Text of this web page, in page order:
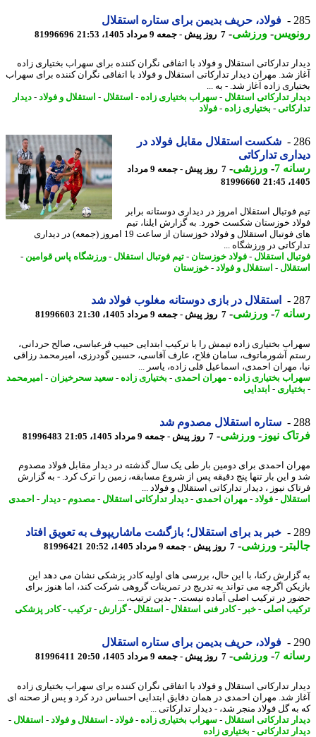
فولاد، حریف بدیمن برای ستاره استقلال
-ورزشی-7 روز پیش - جمعه 9 مرداد 1405، 21:53 81996696
تدارکاتی استقلال و فولاد با اتفاقی نگران کننده برای سهراب بختیاری زاده
شد. مهران دیدار تدارکاتی استقلال و فولاد با اتفاقی نگران کننده برای سهراب
زاده آغاز شد. - به ...
تدارکاتی استقلال-سهراب بختیاری زاده - استقلال-استقلال و فولاد-دیدار
-بختیاری زاده - فولاد
شکست استقلال مقابل فولاد در
تدارکاتی
7
-ورزشی-
7 روز پیش - جمعه 9 مرداد
81996660
فوتبال استقلال امروز در دیداری دوستانه برابر
خوزستان شکست خورد. به گزارش ایلنا، تیم
های فوتبال استقلال و فولاد خوزستان از ساعت 19 امروز (جمعه) در دیداری
در ورزشگاه ...
استقلال-فولاد خوزستان-تیم فوتبال استقلال-ورزشگاه پاس قوامین -
-استقلال و فولاد-خوزستان
استقلال در بازی دوستانه مغلوب فولاد شد
7
-ورزشی-7 روز پیش - جمعه 9 مرداد 1405، 21:30 81996603
بختیاری زاده تیمش را با ترکیب ابتدایی حبیب فرعباسی، صالح حردانی،
آشورماتوف، سامان فلاح، عارف آقاسی، حسین گودرزی، امیرمحمد رزاقی
مهران احمدی، اسماعیل قلی زاده، یاسر ...
بختیاری زاده - مهران احمدی-بختیاری زاده - سعید سحرخیزان-
امیرمحمد
- ابتدایی
ستاره استقلال مصدوم شد
نیوز-ورزشی-7 روز پیش - جمعه 9 مرداد 1405، 21:05 81996483
احمدی برای دومین بار طی یک سال گذشته در دیدار مقابل فولاد مصدوم
این بار تنها پنج دقیقه پس از شروع مسابقه، زمین را ترک کرد. - به گزارش
نیوز ، دیدار تدارکاتی استقلال و فولاد ...
-فولاد-مهران احمدی-دیدار تدارکاتی استقلال-مصدوم-دیدار-احمدی
خبر بد برای استقلال؛ بازگشت ماشاریپوف به تعویق افتاد
-ورزشی-7 روز پیش - جمعه 9 مرداد 1405، 20:52 81996421
رکنا، با این حال، بررسی های اولیه کادر پزشکی نشان می دهد این
اگرچه می تواند به تدریج در تمرینات گروهی شرکت کند، اما هنوز برای
در ترکیب اصلی آماده نیست. - بدین ترتیب، ...
اصلی-خبر-کادر فنی استقلال-استقلال-گزارش -ترکیب -کادر پزشکی
فولاد، حریف بدیمن برای ستاره استقلال
7
-ورزشی-7 روز پیش - جمعه 9 مرداد 1405، 20:50 81996411
تدارکاتی استقلال و فولاد با اتفاقی نگران کننده برای سهراب بختیاری زاده
شد. مهران احمدی در همان دقایق ابتدایی احساس درد کرد و پس از صحنه ای
گل فولاد منجر شد، - دیدار تدارکاتی ...
تدارکاتی استقلال-سهراب بختیاری زاده - فولاد-استقلال و فولاد-استقلال-
تدارکاتی-بختیاری زاده